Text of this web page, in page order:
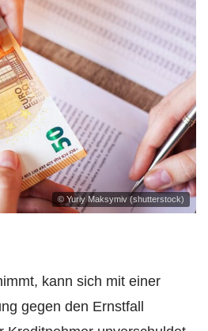
© Yuriy Maksymiv (shutterstock)
kann sich mit einer
gegen den Ernstfall